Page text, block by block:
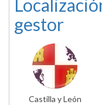
gestor
Castilla y León